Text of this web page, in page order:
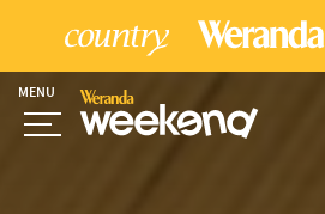
MENU